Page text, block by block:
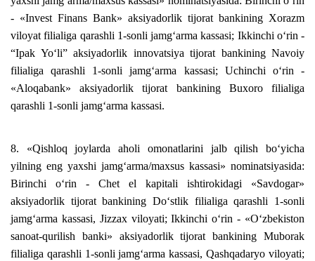
- «Invest Finans Bank» aksiyadorlik tijorat bankining Xorazm
viloyat filialiga qarashli 1-sonli jamg‘arma kassasi; Ikkinchi o‘rin -
“Ipak Yo‘li” aksiyadorlik innovatsiya tijorat bankining Navoiy
filialiga qarashli 1-sonli jamg‘arma kassasi; Uchinchi o‘rin -
«Aloqabank» aksiyadorlik tijorat bankining Buxoro filialiga
qarashli 1-sonli jamg‘arma kassasi.
8. «Qishloq joylarda aholi omonatlarini jalb qilish bo‘yicha
yilning eng yaxshi jamg‘arma/maxsus kassasi» nominatsiyasida:
Birinchi o‘rin - Chet el kapitali ishtirokidagi «Savdogar»
aksiyadorlik tijorat bankining Do‘stlik filialiga qarashli 1-sonli
jamg‘arma kassasi, Jizzax viloyati; Ikkinchi o‘rin - «O‘zbekiston
sanoat-qurilish banki» aksiyadorlik tijorat bankining Muborak
filialiga qarashli 1-sonli jamg‘arma kassasi, Qashqadaryo viloyati;